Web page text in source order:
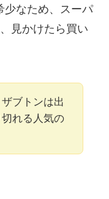
少なため、スーパ
見かけたら買い
ブトンは出
れる人気の